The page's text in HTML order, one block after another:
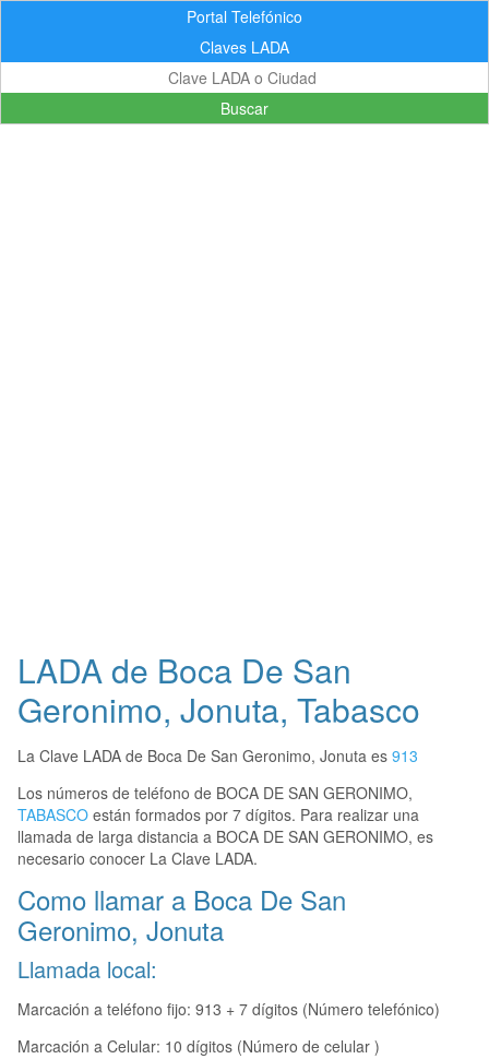
Portal Telefónico
Claves LADA
Buscar
LADA de Boca De San
Geronimo, Jonuta, Tabasco
La Clave LADA de Boca De San Geronimo, Jonuta es 913
Los números de teléfono de BOCA DE SAN GERONIMO,
TABASCO están formados por 7 dígitos. Para realizar una
llamada de larga distancia a BOCA DE SAN GERONIMO, es
necesario conocer La Clave LADA.
Como llamar a Boca De San
Geronimo, Jonuta
Llamada local:
Marcación a teléfono fijo: 913 + 7 dígitos (Número telefónico)
Marcación a Celular: 10 dígitos (Número de celular )